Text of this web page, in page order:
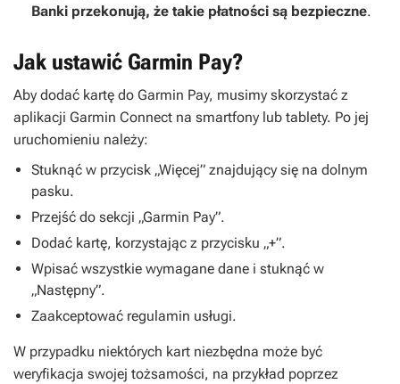
Banki przekonują, że takie płatności są bezpieczne.
Jak ustawić Garmin Pay?
Aby dodać kartę do Garmin Pay, musimy skorzystać z
aplikacji Garmin Connect na smartfony lub tablety. Po jej
uruchomieniu należy:
Stuknąć w przycisk „Więcej” znajdujący się na dolnym
pasku.
Przejść do sekcji „Garmin Pay”.
Dodać kartę, korzystając z przycisku „+”.
Wpisać wszystkie wymagane dane i stuknąć w
„Następny”.
Zaakceptować regulamin usługi.
W przypadku niektórych kart niezbędna może być
weryfikacja swojej tożsamości, na przykład poprzez